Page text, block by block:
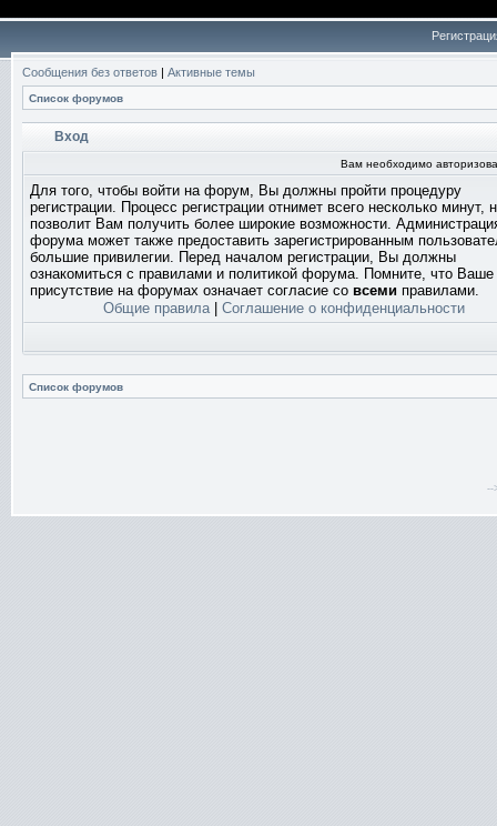
Сообщения без ответов | Активные темы
Список форумов
Вход
Вам необходимо
Для того, чтобы войти на форум, Вы должны пройти процедуру
регистрации. Процесс регистрации отнимет всего несколько минут,
позволит Вам получить более широкие возможности.
форума может также предоставить зарегистрированным
большие привилегии. Перед началом регистрации, Вы должны
ознакомиться с правилами и политикой форума. Помните, что Ваше
присутствие на форумах означает согласие со всеми правилами.
Общие правила| Соглашение о конфиденциальности
Список форумов
--